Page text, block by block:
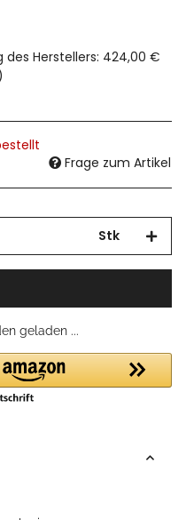
Herstellers: 424,00 €
Frage zum Artikel
Stk
geladen ...